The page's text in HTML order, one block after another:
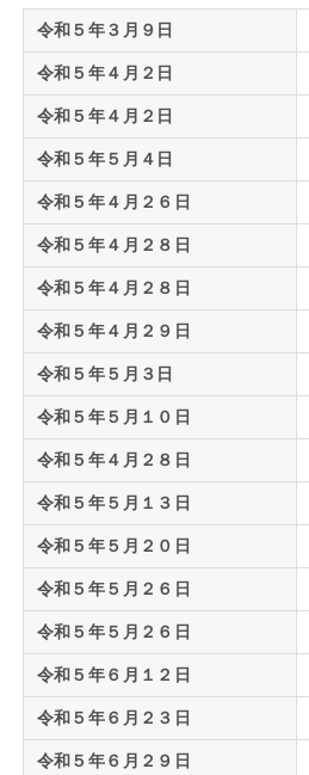
令和５年３月９日
令和５年４月２日
令和５年４月２日
令和５年５月４日
令和５年４月２６日
令和５年４月２８日
令和５年４月２８日
令和５年４月２９日
令和５年５月３日
令和５年５月１０日
令和５年４月２８日
令和５年５月１３日
令和５年５月２０日
令和５年５月２６日
令和５年５月２６日
令和５年６月１２日
令和５年６月２３日
令和５年６月２９日